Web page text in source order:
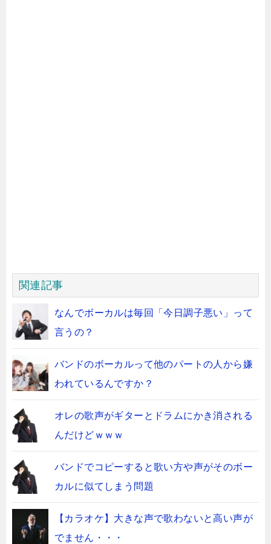
関連記事
なんでボーカルは毎回「今日調子悪い」って
言うの？
バンドのボーカルって他のパートの人から嫌
われているんですか？
オレの歌声がギターとドラムにかき消される
んだけどｗｗｗ
バンドでコピーすると歌い方や声がそのボー
カルに似てしまう問題
【カラオケ】大きな声で歌わないと高い声が
でません・・・